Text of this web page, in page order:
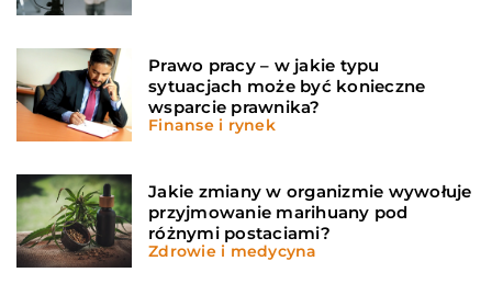
Prawo pracy – w jakie typu
sytuacjach może być konieczne
wsparcie prawnika?
Finanse i rynek
Jakie zmiany w organizmie wywołuje
przyjmowanie marihuany pod
różnymi postaciami?
Zdrowie i medycyna